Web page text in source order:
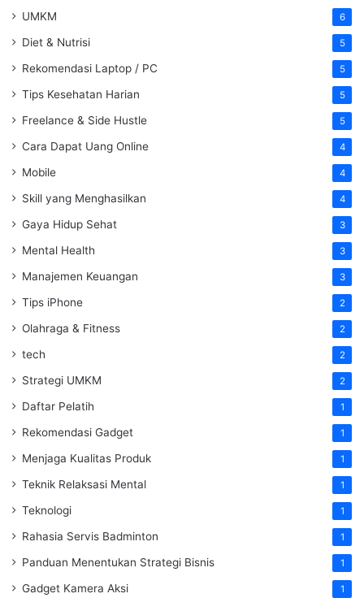
UMKM 6
Diet & Nutrisi 5
Rekomendasi Laptop / PC 5
Tips Kesehatan Harian 5
Freelance & Side Hustle 5
Cara Dapat Uang Online 4
Mobile 4
Skill yang Menghasilkan 4
Gaya Hidup Sehat 3
Mental Health 3
Manajemen Keuangan 3
Tips iPhone 2
Olahraga & Fitness 2
tech 2
Strategi UMKM 2
Daftar Pelatih 1
Rekomendasi Gadget 1
Menjaga Kualitas Produk 1
Teknik Relaksasi Mental 1
Teknologi 1
Rahasia Servis Badminton 1
Panduan Menentukan Strategi Bisnis 1
Gadget Kamera Aksi 1